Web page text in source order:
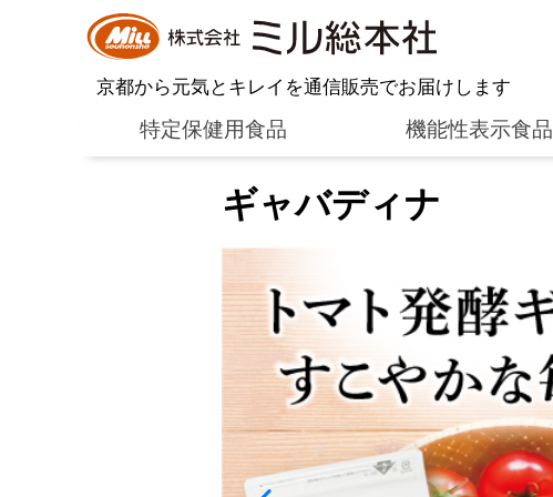
京都から元気とキレイを通信販売でお届けします
特定保健用食品 機能性表示食品
ギャバディナ